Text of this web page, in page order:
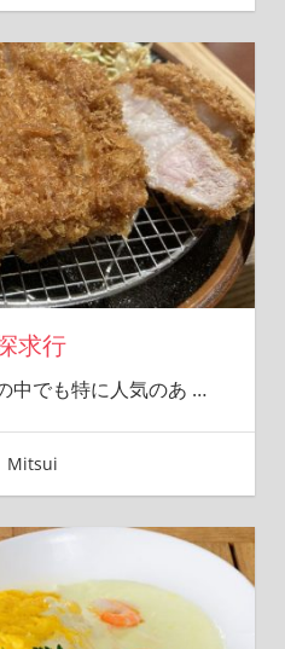
求行
中でも特に人気のあ …
Mitsui